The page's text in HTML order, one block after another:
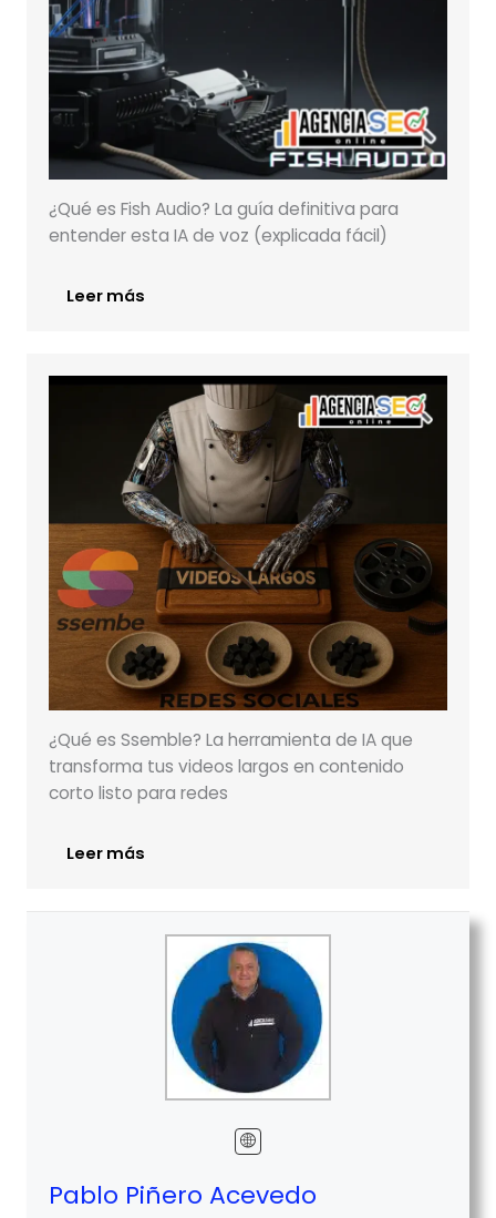
¿Qué es Fish Audio? La guía definitiva para
entender esta IA de voz (explicada fácil)
Leer más
¿Qué es Ssemble? La herramienta de IA que
transforma tus videos largos en contenido
corto listo para redes
Leer más
Pablo Piñero Acevedo